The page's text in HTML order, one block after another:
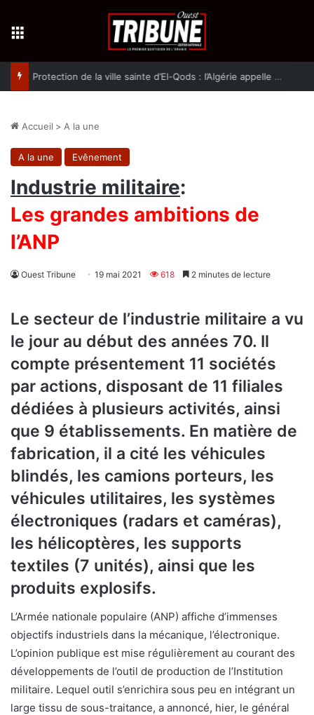
Protection de la ville sainte d’El-Qods : l’Algérie appelle à une action collective
Accueil > A la une
A la une Evênement
Industrie militaire:
Les grandes ambitions de
l’ANP
Ouest Tribune 19 mai 2021 618 2 minutes de lecture
Le secteur de l’industrie militaire a vu
le jour au début des années 70. Il
compte présentement 11 sociétés
par actions, disposant de 11 filiales
dédiées à plusieurs activités, ainsi
que 9 établissements. En matière de
fabrication, il a cité les véhicules
blindés, les camions porteurs, les
véhicules utilitaires, les systèmes
électroniques (radars et caméras),
les hélicoptères, les supports
textiles (7 unités), ainsi que les
produits explosifs.
L’Armée nationale populaire (ANP) affiche d’immenses
objectifs industriels dans la mécanique, l’électronique.
L’opinion publique est mise régulièrement au courant des
développements de l’outil de production de l’Institution
militaire. Lequel outil s’enrichira sous peu en intégrant un
large tissu de sous-traitance, a annoncé, hier, le général